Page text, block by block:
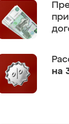
на